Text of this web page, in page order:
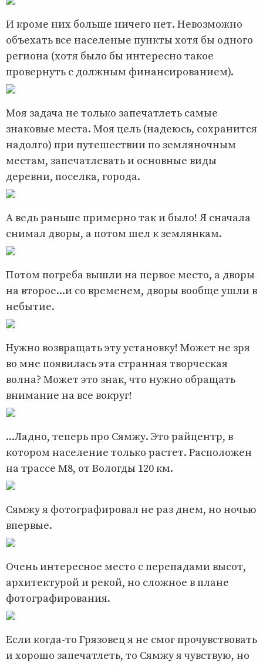
И кроме них больше ничего нет. Невозможно
объехать все населеные пункты хотя бы одного
региона (хотя было бы интересно такое
провернуть с должным финансированием).
Моя задача не только запечатлеть самые
знаковые места. Моя цель (надеюсь, сохранится
надолго) при путешествии по земляночным
местам, запечатлевать и основные виды
деревни, поселка, города.
А ведь раньше примерно так и было! Я сначала
снимал дворы, а потом шел к землянкам.
Потом погреба вышли на первое место, а дворы
на второе...и со временем, дворы вообще ушли в
небытие.
Нужно возвращать эту установку! Может не зря
во мне появилась эта странная творческая
волна? Может это знак, что нужно обращать
внимание на все вокруг!
...Ладно, теперь про Сямжу. Это райцентр, в
котором население только растет. Расположен
на трассе М8, от Вологды 120 км.
Сямжу я фотографировал не раз днем, но ночью
впервые.
Очень интересное место с перепадами высот,
архитектурой и рекой, но сложное в плане
фотографирования.
Если когда-то Грязовец я не смог прочувствовать
и хорошо запечатлеть, то Сямжу я чувствую, но